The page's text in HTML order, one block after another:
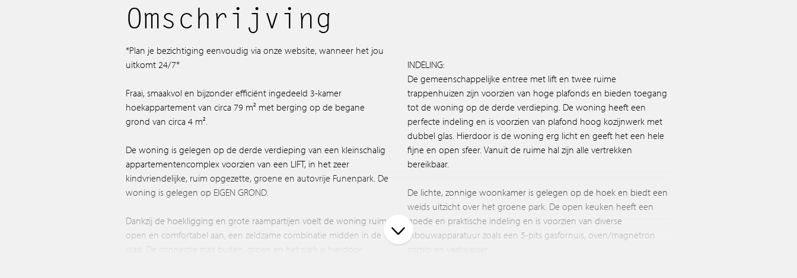
Omschrijving
*Plan je bezichtiging eenvoudig via onze website, wanneer het jou
uitkomt 24/7*
Fraai, smaakvol en bijzonder efficiënt ingedeeld 3-kamer
hoekappartement van circa 79 m² met berging op de begane
grond van circa 4 m².
De woning is gelegen op de derde verdieping van een kleinschalig
appartementencomplex voorzien van een LIFT, in het zeer
kindvriendelijke, ruim opgezette, groene en autovrije Funenpark. De
woning is gelegen op EIGEN GROND.
Dankzij de hoekligging en grote raampartijen voelt de woning ruim,
open en comfortabel aan, een zeldzame combinatie midden in de
stad. De connectie met buiten, groen en het park is hierdoor
INDELING:
De gemeenschappelijke entree met lift en twee ruime
trappenhuizen zijn voorzien van hoge plafonds en bieden toegang
tot de woning op de derde verdieping. De woning heeft een
perfecte indeling en is voorzien van plafond hoog kozijnwerk met
dubbel glas. Hierdoor is de woning erg licht en geeft het een hele
fijne en open sfeer. Vanuit de ruime hal zijn alle vertrekken
bereikbaar.
De lichte, zonnige woonkamer is gelegen op de hoek en biedt een
weids uitzicht over het groene park. De open keuken heeft een
goede en praktische indeling en is voorzien van diverse
inbouwapparatuur zoals een 5-pits gasfornuis, oven/magnetron